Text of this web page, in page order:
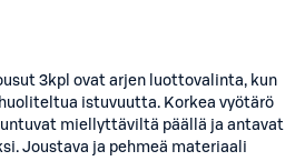
3kpl ovat arjen luottovalinta, kun
istuvuutta. Korkea vyötärö
miellyttäviltä päällä ja antavat
Joustava ja pehmeä materiaali